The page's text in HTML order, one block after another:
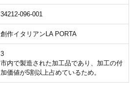
34212-096-001
創作イタリアンLA PORTA
3
市内で製造された加工品であり、加工の付
加価値が5割以上占めているため。